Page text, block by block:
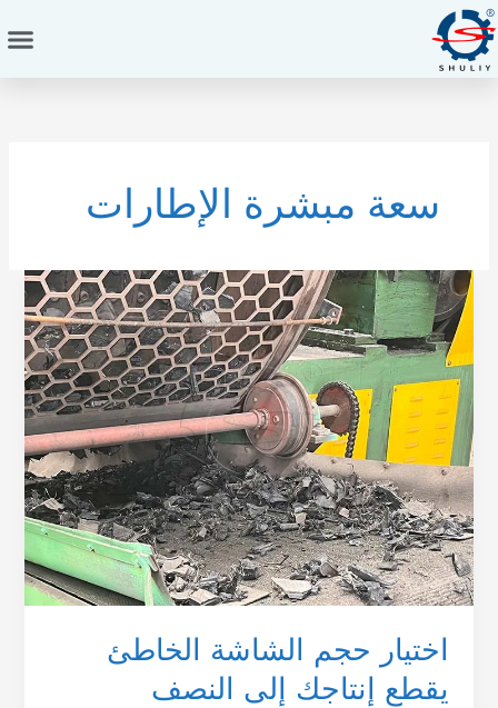
تخطي
إلى
المحتوى
سعة مبشرة الإطارات
اختيار حجم الشاشة الخاطئ
يقطع إنتاجك إلى النصف
اختيار
حجم
الشاشة
الخاطئ
يقطع
إنتاجك
إلى
النصف